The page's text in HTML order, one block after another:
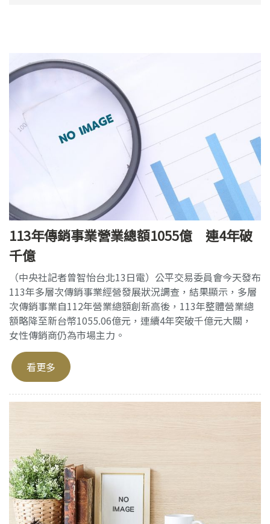
113年傳銷事業營業總額1055億 連4年破
千億
（中央社記者曾智怡台北13日電）公平交易委員會今天發布
113年多層次傳銷事業經營發展狀況調查，結果顯示，多層
次傳銷事業自112年營業總額創新高後，113年整體營業總
額略降至新台幣1055.06億元，連續4年突破千億元大關，
女性傳銷商仍為市場主力。
看更多